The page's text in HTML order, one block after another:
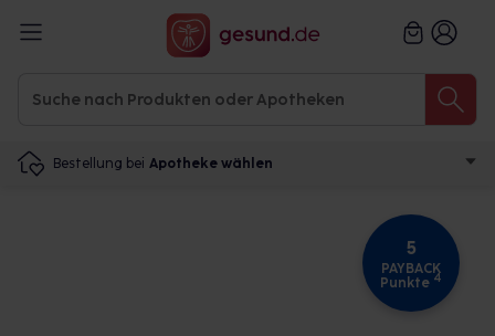
Bestellung bei Apotheke wählen
5
PAYBACK
Punkte 4